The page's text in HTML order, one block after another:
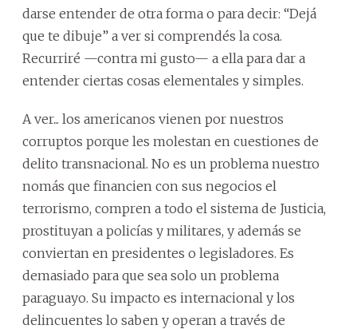
darse entender de otra forma o para decir: “Dejá
que te dibuje” a ver si comprendés la cosa.
Recurriré —contra mi gusto— a ella para dar a
entender ciertas cosas elementales y simples.
A ver... los americanos vienen por nuestros
corruptos porque les molestan en cuestiones de
delito transnacional. No es un problema nuestro
nomás que financien con sus negocios el
terrorismo, compren a todo el sistema de Justicia,
prostituyan a policías y militares, y además se
conviertan en presidentes o legisladores. Es
demasiado para que sea solo un problema
paraguayo. Su impacto es internacional y los
delincuentes lo saben y operan a través de